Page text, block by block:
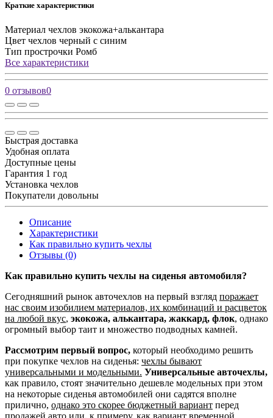
Краткие характеристики
Материал чехлов экокожа+алькантара
Цвет чехлов черный с синим
Тип прострочки Ромб
Все характеристики
0 отзывов0
Быстрая доставка
Удобная оплата
Доступные цены
Гарантия 1 год
Установка чехлов
Покупатели довольны
Описание
Характеристики
Как правильно купить чехлы
Отзывы (0)
Как правильно купить чехлы на сиденья автомобиля?
Сегодняшний рынок авточехлов на первый взгляд поражает
нас своим изобилием материалов, их комбинаций и расцветок
на любой вкус, экокожа, алькантара, жаккард, флок, однако
огромный выбор таит и множество подводных камней.
Рассмотрим первый вопрос, который необходимо решить
при покупке чехлов на сиденья: чехлы бывают
универсальными и модельными. Универсальные авточехлы,
как правило, стоят значительно дешевле модельных при этом
на некоторые сиденья автомобилей они садятся вполне
прилично, однако это скорее бюджетный вариант перед
продажей авто или, к примеру, как вариант временной